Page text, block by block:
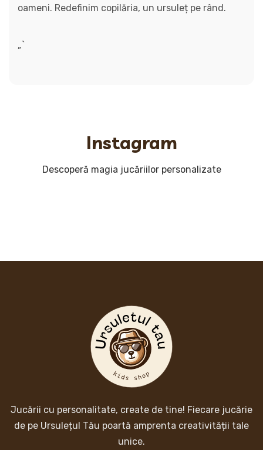
oameni. Redefinim copilăria, un ursuleț pe rând.
„`
Instagram
Descoperă magia jucăriilor personalizate
Jucării cu personalitate, create de tine! Fiecare jucărie
de pe Ursulețul Tău poartă amprenta creativității tale
unice.